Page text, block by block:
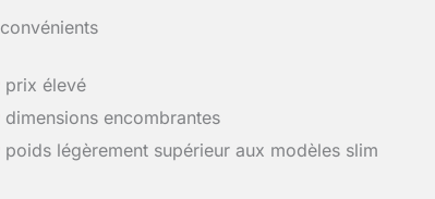
prix élevé
dimensions encombrantes
poids légèrement supérieur aux modèles slim